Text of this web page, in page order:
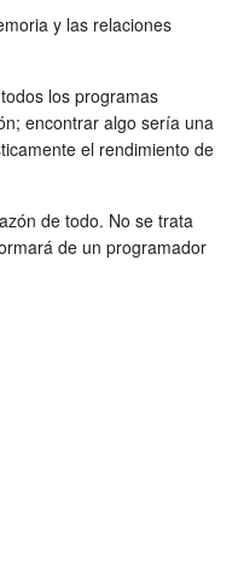
y las relaciones
los programas
encontrar algo sería una
el rendimiento de
de todo. No se trata
de un programador